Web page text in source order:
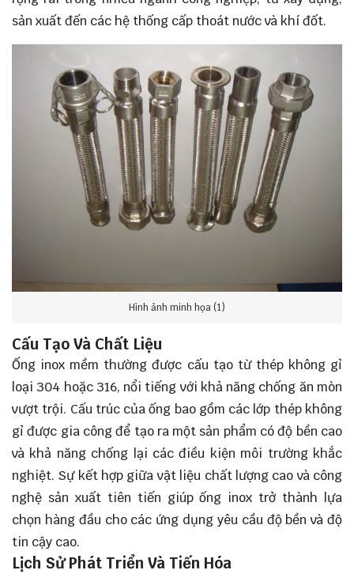
sản xuất đến các hệ thống cấp thoát nước và khí đốt.
Hình ảnh minh họa (1)
Cấu Tạo Và Chất Liệu
Ống inox mềm thường được cấu tạo từ thép không gỉ
loại 304 hoặc 316, nổi tiếng với khả năng chống ăn mòn
vượt trội. Cấu trúc của ống bao gồm các lớp thép không
gỉ được gia công để tạo ra một sản phẩm có độ bền cao
và khả năng chống lại các điều kiện môi trường khắc
nghiệt. Sự kết hợp giữa vật liệu chất lượng cao và công
nghệ sản xuất tiên tiến giúp ống inox trở thành lựa
chọn hàng đầu cho các ứng dụng yêu cầu độ bền và độ
tin cậy cao.
Lịch Sử Phát Triển Và Tiến Hóa